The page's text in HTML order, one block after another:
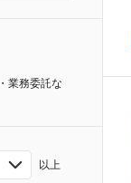
業務委託な
以上